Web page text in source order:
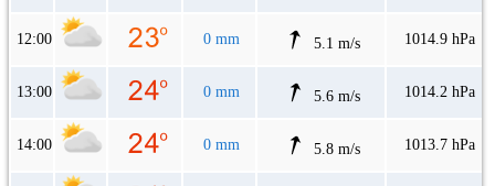
12:00 0 mm 5.1 m/s 1014.9 hPa
13:00 0 mm 5.6 m/s 1014.2 hPa
14:00 0 mm 5.8 m/s 1013.7 hPa